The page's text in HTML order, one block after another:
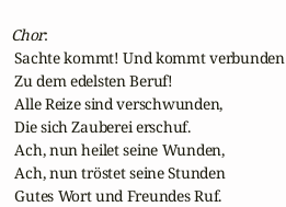
Chor:
Sachte kommt! Und kommt verbunden
Zu dem edelsten Beruf!
Alle Reize sind verschwunden,
Die sich Zauberei erschuf.
Ach, nun heilet seine Wunden,
Ach, nun tröstet seine Stunden
Gutes Wort und Freundes Ruf.